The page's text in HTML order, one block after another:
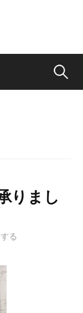
検
りまし
る